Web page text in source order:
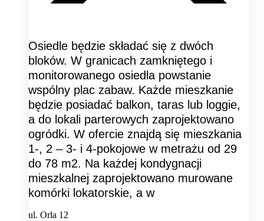
Osiedle będzie składać się z dwóch
bloków. W granicach zamkniętego i
monitorowanego osiedla powstanie
wspólny plac zabaw. Każde mieszkanie
będzie posiadać balkon, taras lub loggie,
a do lokali parterowych zaprojektowano
ogródki. W ofercie znajdą się mieszkania
1-, 2 – 3- i 4-pokojowe w metrażu od 29
do 78 m2. Na każdej kondygnacji
mieszkalnej zaprojektowano murowane
komórki lokatorskie, a w
ul. Orla 12